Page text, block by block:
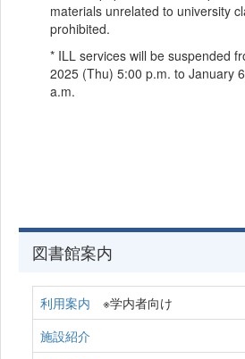
materials unrelated to university
prohibited.
* ILL services will be suspended
2025 (Thu) 5:00 p.m. to January
a.m.
図書館案内
利用案内 ※学内者向け
施設紹介